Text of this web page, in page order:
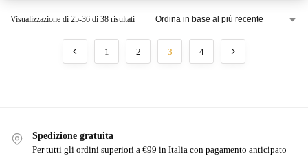
Visualizzazione di 25-36 di 38 risultati
1 2 3 4
Spedizione gratuita
Per tutti gli ordini superiori a €99 in Italia con pagamento anticipato